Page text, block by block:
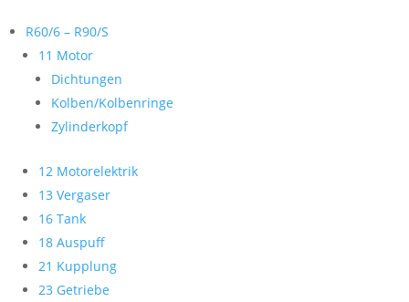
R60/6 – R90/S
11 Motor
Dichtungen
Kolben/Kolbenringe
Zylinderkopf
12 Motorelektrik
13 Vergaser
16 Tank
18 Auspuff
21 Kupplung
23 Getriebe